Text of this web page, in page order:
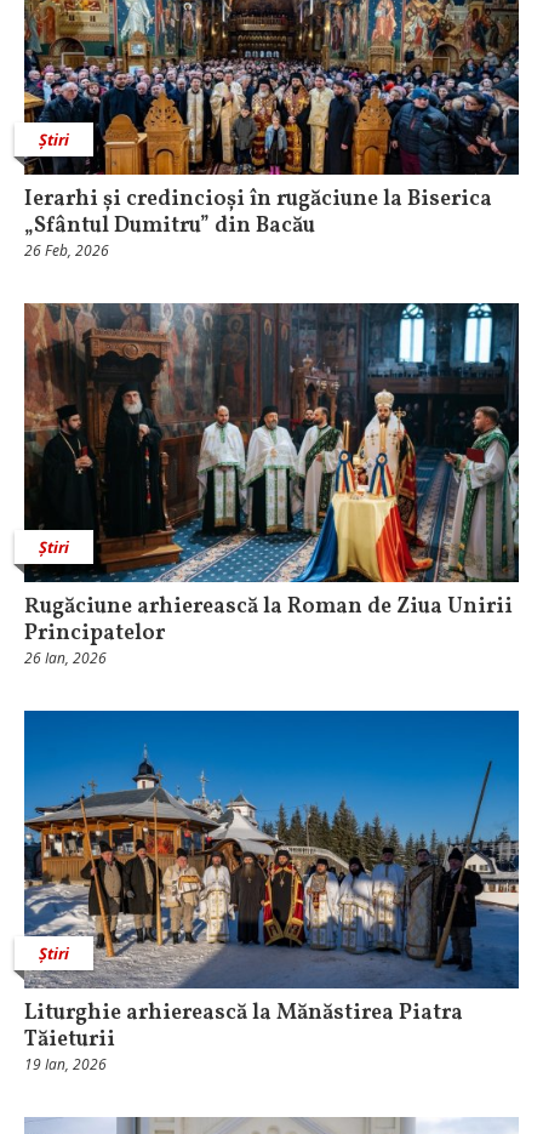
Știri
Ierarhi și credincioși în rugăciune la Biserica
„Sfântul Dumitru” din Bacău
26 Feb, 2026
Știri
Rugăciune arhierească la Roman de Ziua Unirii
Principatelor
26 Ian, 2026
Știri
Liturghie arhierească la Mănăstirea Piatra
Tăieturii
19 Ian, 2026